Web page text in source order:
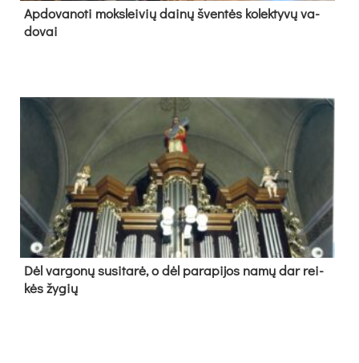
Ap­do­va­no­ti moks­lei­vių dai­nų šven­tės ko­lek­ty­vų va­
do­vai
Dėl var­go­nų su­si­ta­rė, o dėl pa­ra­pi­jos na­mų dar rei­
kės žy­gių